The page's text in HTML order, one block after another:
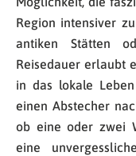
Region intensiver
antiken Stätten
Reisedauer erlaubt
in das lokale
einen Abstecher
ob eine oder zwei
eine